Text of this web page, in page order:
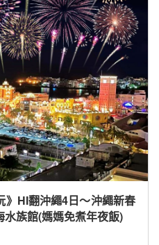
》HI翻沖繩4日～沖繩新春
族館(媽媽免煮年夜飯)